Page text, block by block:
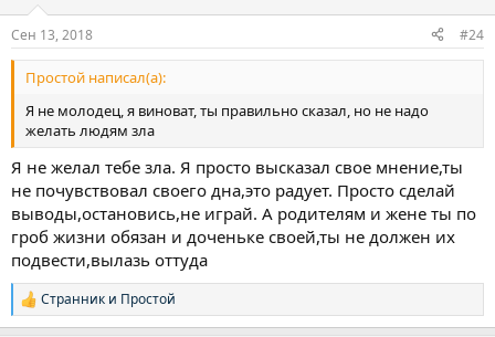
Сен 13, 2018 #24
Простой написал(а):
Я не молодец, я виноват, ты правильно сказал, но не надо
желать людям зла
Я не желал тебе зла. Я просто высказал свое мнение,ты
не почувствовал своего дна,это радует. Просто сделай
выводы,остановись,не играй. А родителям и жене ты по
гроб жизни обязан и доченьке своей,ты не должен их
подвести,вылазь оттуда
Р
е
Странник и Простой